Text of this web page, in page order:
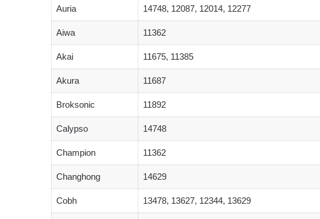
Auria 14748, 12087, 12014, 12277
Aiwa 11362
Akai 11675, 11385
Akura 11687
Broksonic 11892
Calypso 14748
Champion 11362
Changhong 14629
Cobh 13478, 13627, 12344, 13629